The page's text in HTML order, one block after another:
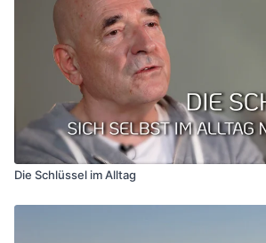
Die Schlüssel im Alltag